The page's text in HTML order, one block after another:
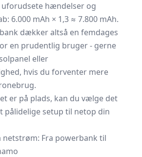
hændelser og
6.000 mAh × 1,3 ≈ 7.800 mAh.
dækker altså en femdages
en prudentlig bruger - gerne
eller
hvis du forventer mere
er på plads, kan du vælge det
pålidelige setup til netop din
netstrøm: Fra powerbank til